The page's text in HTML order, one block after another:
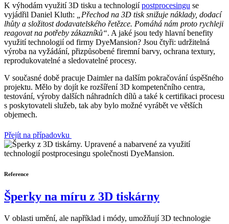
K výhodám využití 3D tisku a technologiípostprocesingu se
vyjádřil Daniel Kluth: „Přechod na 3D tisk snižuje náklady, dodací
lhůty a složitost dodavatelského řetězce. Pomáhá nám proto rychleji
reagovat na potřeby zákazníků“. A jaké jsou tedy hlavní benefity
využití technologií od firmy DyeMansion? Jsou čtyři: udržitelná
výroba na vyžádání, přizpůsobené firemní barvy, ochrana textury,
reprodukovatelné a sledovatelné procesy.
V současné době pracuje Daimler na dalším pokračování úspěšného
projektu. Mělo by dojít ke rozšíření 3D kompetenčního centra,
testování, výroby dalších náhradních dílů a také k certifikaci procesu
s poskytovateli služeb, tak aby bylo možné vyrábět ve větších
objemech.
Přejít na případovku
Reference
Šperky na míru z 3D tiskárny
V oblasti umění, ale například i módy, umožňují 3D technologie